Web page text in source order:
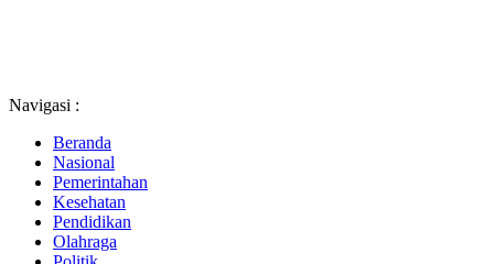
Navigasi :
Beranda
Nasional
Pemerintahan
Kesehatan
Pendidikan
Olahraga